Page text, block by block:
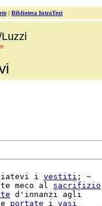
| Biblioteca IntraText
i vestiti ; ~
meco al sacrifizio
d'innanzi agli
portate i vasi